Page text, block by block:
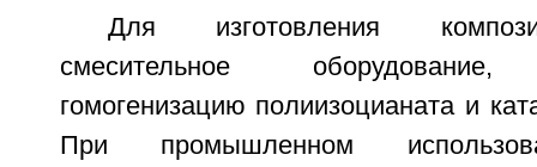
Для изготовления
смесительное оборудование,
гомогенизацию полиизоцианата и
При промышленном